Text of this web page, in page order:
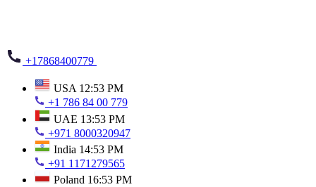
+17868400779
USA 12:53 PM
+1 786 84 00 779
UAE 13:53 PM
+971 8000320947
India 14:53 PM
+91 1171279565
Poland 16:53 PM